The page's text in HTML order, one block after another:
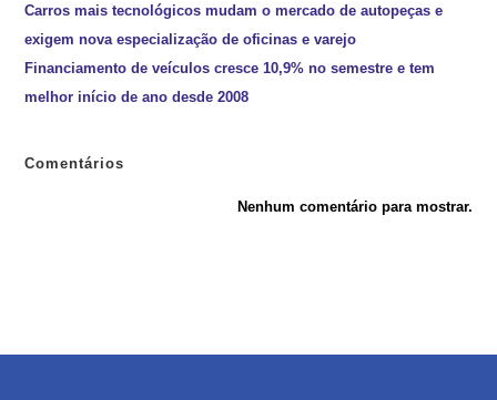
Carros mais tecnológicos mudam o mercado de autopeças e
exigem nova especialização de oficinas e varejo
Financiamento de veículos cresce 10,9% no semestre e tem
melhor início de ano desde 2008
Comentários
Nenhum comentário para mostrar.